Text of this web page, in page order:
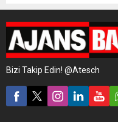
şekilde gösterilir,
eklenmemişse bu alan boş
kalır.
Bizi Takip Edin! @Atesch